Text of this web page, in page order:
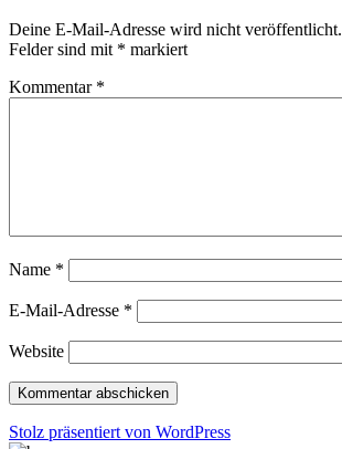
Deine E-Mail-Adresse wird nicht veröffentlicht.
Felder sind mit * markiert
Kommentar *
Name *
E-Mail-Adresse *
Website
Stolz präsentiert von WordPress